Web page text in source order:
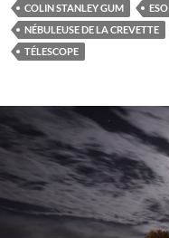
COLIN STANLEY GUM ESO
NÉBULEUSE DE LA CREVETTE
TÉLESCOPE